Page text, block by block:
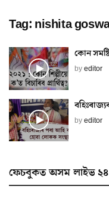
Tag: nishita
কোন
byeditor
byeditor
ফেচবুকত অসম লাইভ ২৪